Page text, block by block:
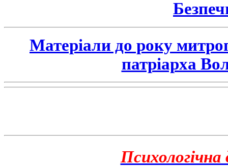
Матеріали до року
патріарха
Психологічна